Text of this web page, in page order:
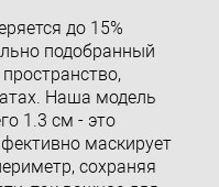
до 15%
подобранный
Наша модель
1.3 см - это
маскирует
сохраняя